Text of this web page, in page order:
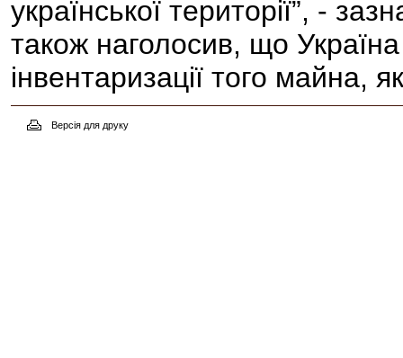
української території”, -
також наголосив, що
інвентаризації того
Версія для друку